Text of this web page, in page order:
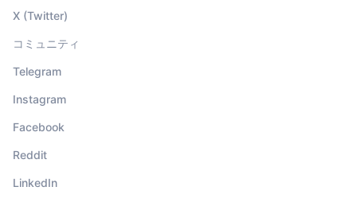
X (Twitter)
コミュニティ
Telegram
Instagram
Facebook
Reddit
LinkedIn